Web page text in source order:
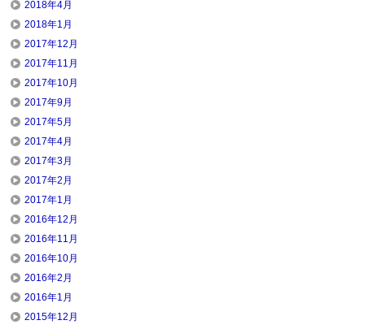
2018年4月
2018年1月
2017年12月
2017年11月
2017年10月
2017年9月
2017年5月
2017年4月
2017年3月
2017年2月
2017年1月
2016年12月
2016年11月
2016年10月
2016年2月
2016年1月
2015年12月